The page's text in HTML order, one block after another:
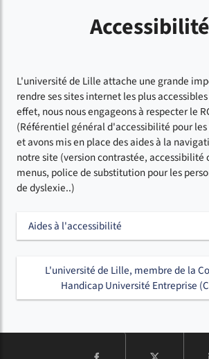
Accessibilité
L'université de Lille attache une grande
rendre ses sites internet les plus
effet, nous nous engageons à respecter le
(Référentiel général d'accessibilité pour
et avons mis en place des aides à la
notre site (version contrastée, accessibilité
menus, police de substitution pour les
de dyslexie..)
Aides à l'accessibilité
L'université de Lille, membre de la
Handicap Université Entreprise